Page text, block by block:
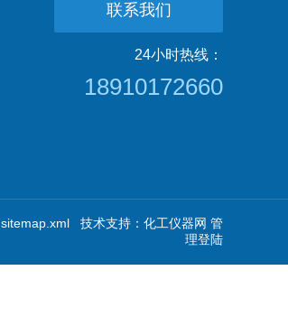
联系我们
24小时热线：
18910172660
sitemap.xml 技术支持： 化工仪器网 管
理登陆